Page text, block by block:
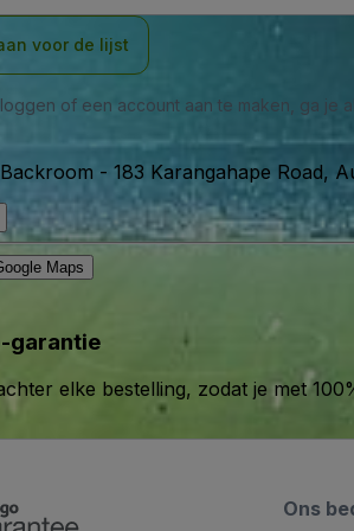
voor de lijst
of een account aan te maken, ga je
- 183 Karangahape Road,
Maps
garantie
elke bestelling, zodat je met
Ons